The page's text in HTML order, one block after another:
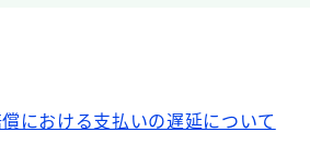
における支払いの遅延について